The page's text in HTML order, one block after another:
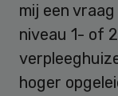
mij een
niveau 1- of
hoger